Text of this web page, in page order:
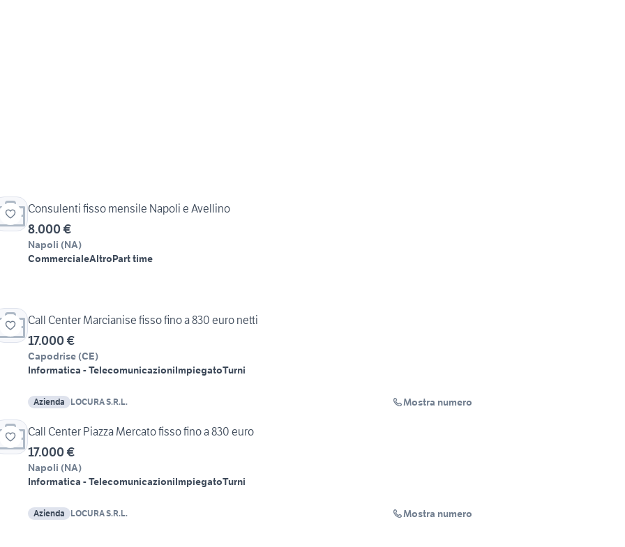
Consulenti fisso mensile Napoli e Avellino
8.000 €
Napoli (NA)
CommercialeAltroPart time
Call Center Marcianise fisso fino a 830 euro netti
17.000 €
Capodrise (CE)
Informatica - TelecomunicazioniImpiegatoTurni
Azienda LOCURA S.R.L. Mostra numero
Call Center Piazza Mercato fisso fino a 830 euro
17.000 €
Napoli (NA)
Informatica - TelecomunicazioniImpiegatoTurni
Azienda LOCURA S.R.L. Mostra numero